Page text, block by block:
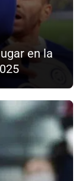
en la